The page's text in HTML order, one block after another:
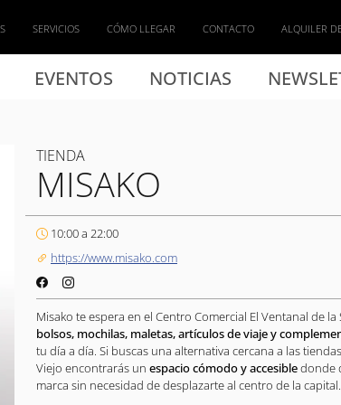
EVENTOS NOTICIAS
SERVICIOS CÓMO LLEGAR CONTACTO ALQUILER
TIENDA
MISAKO
10:00 a 22:00
https://www.misako.com
Misako te espera en el Centro Comercial El Ventanal de
bolsos, mochilas, maletas, artículos de viaje y
tu día a día. Si buscas una alternativa cercana a las
Viejo encontrarás un espacio cómodo y accesibledonde
marca sin necesidad de desplazarte al centro de la capital.